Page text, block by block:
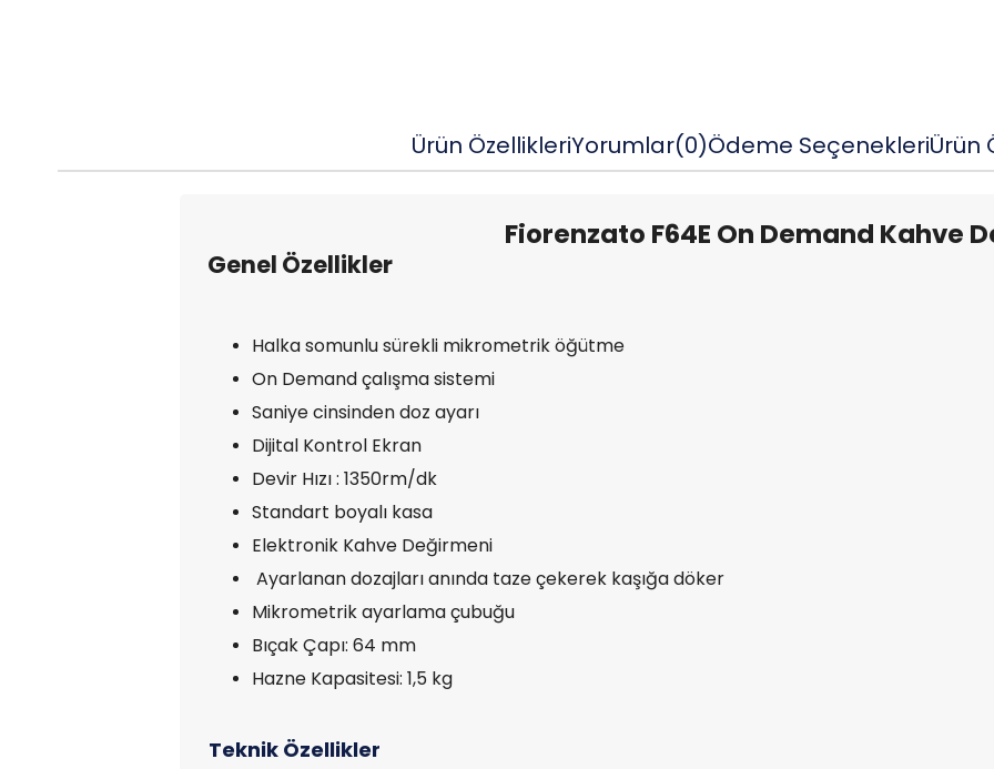
Ürün ÖzellikleriYorumlar(0)Ödeme SeçenekleriÜrün
Fiorenzato F64E On Demand Kahve
Genel Özellikler
Halka somunlu sürekli mikrometrik öğütme
On Demand çalışma sistemi
Saniye cinsinden doz ayarı
Dijital Kontrol Ekran
Devir Hızı : 1350rm/dk
Standart boyalı kasa
Elektronik Kahve Değirmeni
Ayarlanan dozajları anında taze çekerek kaşığa döker
Mikrometrik ayarlama çubuğu
Bıçak Çapı: 64 mm
Hazne Kapasitesi: 1,5 kg